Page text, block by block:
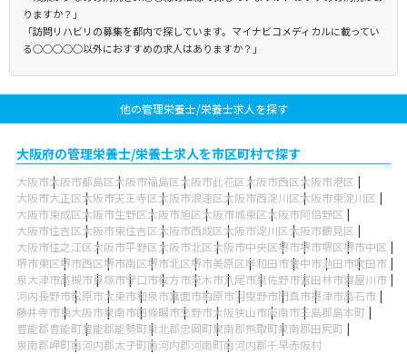
りますか？」
「訪問リハビリの募集を都内で探しています。マイナビコメディカルに載ってい
る○○○○○以外におすすめの求人はありますか？」
他の管理栄養士/栄養士求人を探す
大阪府の管理栄養士/栄養士求人を市区町村で探す
大阪市大阪市都島区大阪市福島区大阪市此花区大阪市西区大阪市港区
大阪市大正区大阪市天王寺区大阪市浪速区大阪市西淀川区大阪市東淀川区
大阪市東成区大阪市生野区大阪市旭区大阪市城東区大阪市阿倍野区
大阪市住吉区大阪市東住吉区大阪市西成区大阪市淀川区大阪市鶴見区
大阪市住之江区大阪市平野区大阪市北区大阪市中央区堺市堺市堺区堺市中区
堺市東区堺市西区堺市南区堺市北区堺市美原区岸和田市豊中市池田市吹田市
泉大津市高槻市貝塚市守口市枚方市茨木市八尾市泉佐野市富田林市寝屋川市
河内長野市松原市大東市和泉市箕面市柏原市羽曳野市門真市摂津市高石市
藤井寺市東大阪市泉南市四條畷市交野市大阪狭山市阪南市三島郡島本町
豊能郡豊能町豊能郡能勢町泉北郡忠岡町泉南郡熊取町泉南郡田尻町
泉南郡岬町南河内郡太子町南河内郡河南町南河内郡千早赤阪村